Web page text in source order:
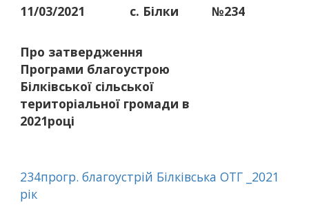
11/03/2021 с. Білки №234
Про затвердження
Програми благоустрою
Білківської сільської
територіальної громади в
2021році
234прогр. благоустрій Білківська ОТГ _2021
рік